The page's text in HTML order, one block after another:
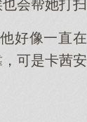
会帮她打扫
好像一直
可是卡茜安